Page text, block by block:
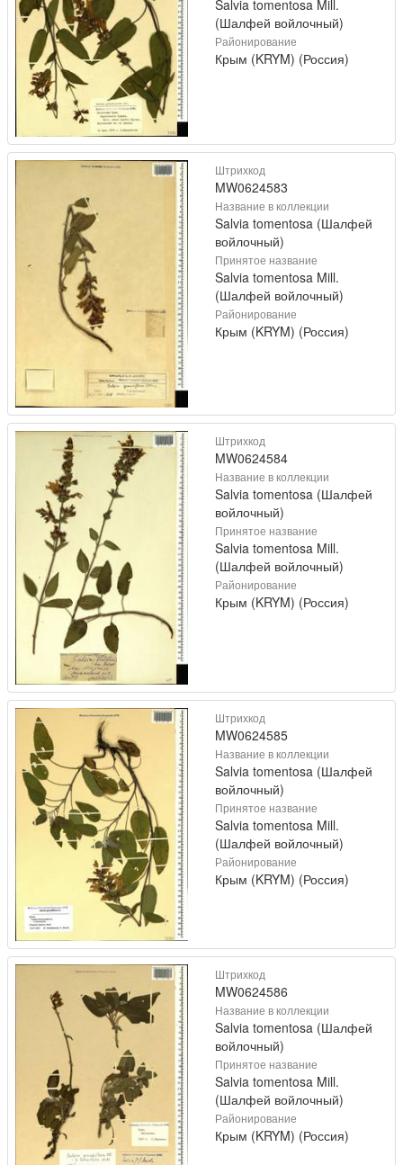
Salvia tomentosa Mill.
(Шалфей войлочный)
Районирование
Крым (KRYM) (Россия)
Штрихкод
MW0624583
Название в коллекции
Salvia tomentosa (Шалфей
войлочный)
Принятое название
Salvia tomentosa Mill.
(Шалфей войлочный)
Районирование
Крым (KRYM) (Россия)
Штрихкод
MW0624584
Название в коллекции
Salvia tomentosa (Шалфей
войлочный)
Принятое название
Salvia tomentosa Mill.
(Шалфей войлочный)
Районирование
Крым (KRYM) (Россия)
Штрихкод
MW0624585
Название в коллекции
Salvia tomentosa (Шалфей
войлочный)
Принятое название
Salvia tomentosa Mill.
(Шалфей войлочный)
Районирование
Крым (KRYM) (Россия)
Штрихкод
MW0624586
Название в коллекции
Salvia tomentosa (Шалфей
войлочный)
Принятое название
Salvia tomentosa Mill.
(Шалфей войлочный)
Районирование
Крым (KRYM) (Россия)